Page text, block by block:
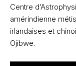
Centre
amérindienne
irlandaises et
Ojibwe.